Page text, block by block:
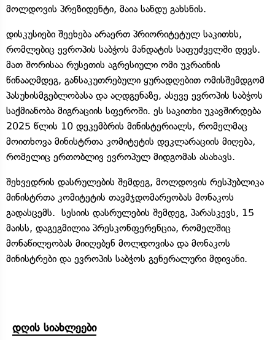
მოლდოვის პრეზიდენტი, მაია სანდუ გახსნის.
დისკუსიები შეეხება არაერთ პრიორიტეტულ საკითხს,
რომლებიც ევროპის საბჭოს მანდატის საფუძველში დევს.
მათ შორისაა რუსეთის აგრესიული ომი უკრაინის
წინააღმდეგ, განსაკუთრებული ყურადღებით ომისშემდგომ
პასუხისმგებლობასა და აღდგენაზე, ასევე ევროპის საბჭოს
საქმიანობა მიგრაციის სფეროში. ეს საკითხი უკავშირდება
2025 წლის 10 დეკემბრის მინისტერიალს, რომელმაც
მოითხოვა მინისტრთა კომიტეტის დეკლარაციის მიღება,
რომელიც ერთობლივ ევროპულ მიდგომას ასახავს.
შეხვედრის დასრულების შემდეგ, მოლდოვის რესპუბლიკა
მინისტრთა კომიტეტის თავმჯდომარეობას მონაკოს
გადასცემს. სესიის დასრულების შემდეგ, პარასკევს, 15
მაისს, დაგეგმილია პრესკონფერენცია, რომელშიც
მონაწილეობას მიიღებენ მოლდოვისა და მონაკოს
მინისტრები და ევროპის საბჭოს გენერალური მდივანი.
დღის სიახლეები